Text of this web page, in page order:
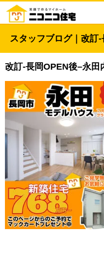
スタッフブログ｜改訂
改訂-長岡OPEN後–永田